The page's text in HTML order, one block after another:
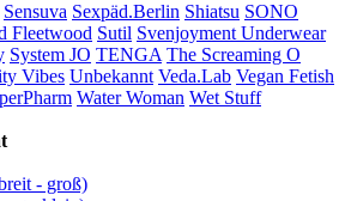
Sensuva Sexpäd.Berlin Shiatsu SONO
Fleetwood Sutil Svenjoyment Underwear
System JO TENGA The Screaming O
Vibes Unbekannt Veda.Lab Vegan Fetish
Water Woman Wet Stuff
- groß)